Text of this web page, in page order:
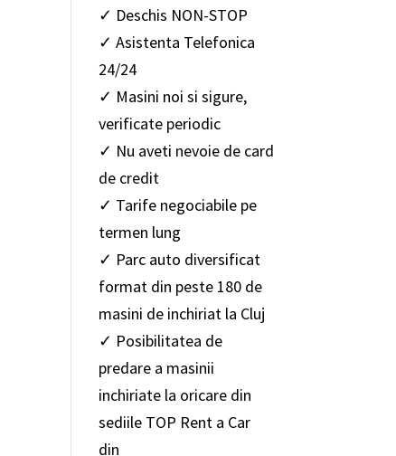
✓ Deschis NON-STOP
✓ Asistenta Telefonica
24/24
✓ Masini noi si sigure,
verificate periodic
✓ Nu aveti nevoie de card
de credit
✓ Tarife negociabile pe
termen lung
✓ Parc auto diversificat
format din peste 180 de
masini de inchiriat la Cluj
✓ Posibilitatea de
predare a masinii
inchiriate la oricare din
sediile TOP Rent a Car
din